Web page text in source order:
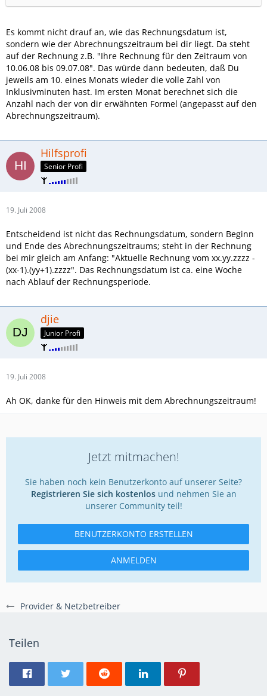
Provider & Netzbetreiber
Es kommt nicht drauf an, wie das Rechnungsdatum ist,
sondern wie der Abrechnungszeitraum bei dir liegt. Da steht
auf der Rechnung z.B. "Ihre Rechnung für den Zeitraum von
10.06.08 bis 09.07.08". Das würde dann bedeuten, daß Du
jeweils am 10. eines Monats wieder die volle Zahl von
Inklusivminuten hast. Im ersten Monat berechnet sich die
Anzahl nach der von dir erwähnten Formel (angepasst auf den
Abrechnungszeitraum).
Hilfsprofi
Senior Profi
19. Juli 2008
Entscheidend ist nicht das Rechnungsdatum, sondern Beginn
und Ende des Abrechnungszeitraums; steht in der Rechnung
bei mir gleich am Anfang: "Aktuelle Rechnung vom xx.yy.zzzz -
(xx-1).(yy+1).zzzz". Das Rechnungsdatum ist ca. eine Woche
nach Ablauf der Rechnungsperiode.
djie
Junior Profi
19. Juli 2008
Ah OK, danke für den Hinweis mit dem Abrechnungszeitraum!
Jetzt mitmachen!
Sie haben noch kein Benutzerkonto auf unserer Seite?
Registrieren Sie sich kostenlosund nehmen Sie an
unserer Community teil!
BENUTZERKONTO ERSTELLEN
ANMELDEN
Teilen